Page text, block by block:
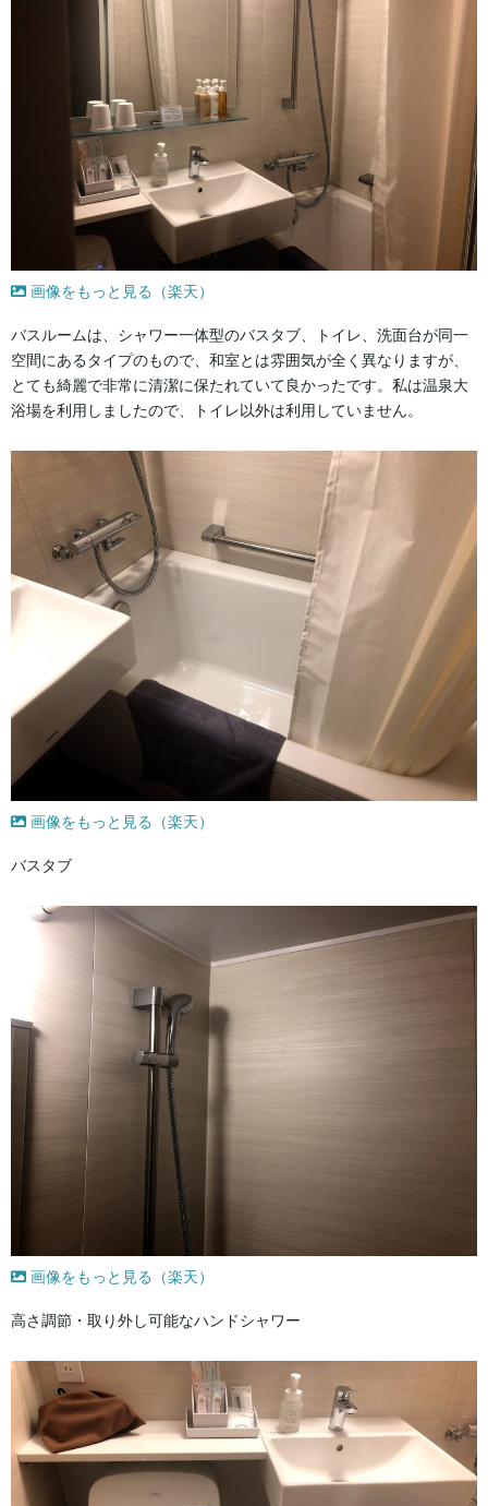
画像をもっと見る（楽天）
バスルームは、シャワー一体型のバスタブ、トイレ、洗面台が同一
空間にあるタイプのもので、和室とは雰囲気が全く異なりますが、
とても綺麗で非常に清潔に保たれていて良かったです。私は温泉大
浴場を利用しましたので、トイレ以外は利用していません。
画像をもっと見る（楽天）
バスタブ
画像をもっと見る（楽天）
高さ調節・取り外し可能なハンドシャワー